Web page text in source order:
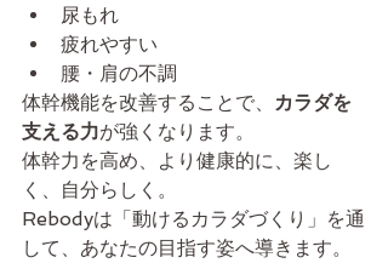
尿もれ
疲れやすい
腰・肩の不調
体幹機能を改善することで、 カラダを
支える力が強くなります。
体幹力を高め、より健康的に、楽し
く、自分らしく。
Rebodyは「動けるカラダづくり」を通
して、あなたの目指す姿へ導きます。